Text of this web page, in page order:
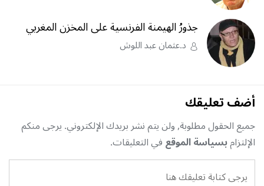
جذورُ الهيمنة الفرنسية على المخزن المغربي
د.عثمان عبد اللوش
أضف تعليقك
جميع الحقول مطلوبة, ولن يتم نشر بريدك الإلكتروني. يرجى منكم
الإلتزامبسياسة الموقعفي التعليقات.